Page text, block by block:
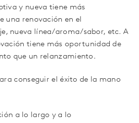
y nueva tiene más
una renovación en el
nueva línea/aroma/sabor, etc. A
tiene más oportunidad de
que un relanzamiento.
conseguir el éxito de la mano
a lo largo y a lo